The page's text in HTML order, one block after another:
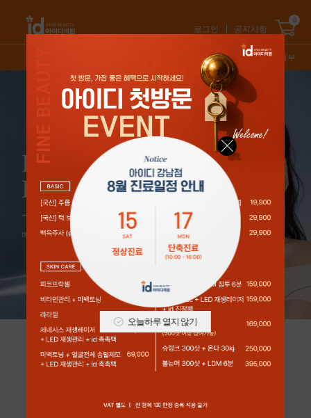
로그인 공지사항
카테고리 특가/혜택 오늘의피부
0
1/5
아이디 어워즈 [대상]
전국민 1시술 시급! 스테디셀러
오늘하루 열지 않기